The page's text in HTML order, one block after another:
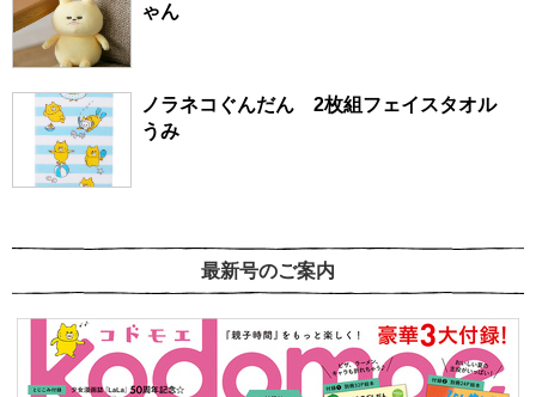
ゃん
ノラネコぐんだん 2枚組フェイスタオル
うみ
最新号のご案内